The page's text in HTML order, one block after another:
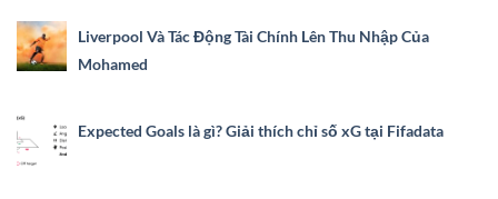
Liverpool Và Tác Động Tài Chính Lên Thu Nhập Của
Mohamed
Expected Goals là gì? Giải thích chỉ số xG tại Fifadata